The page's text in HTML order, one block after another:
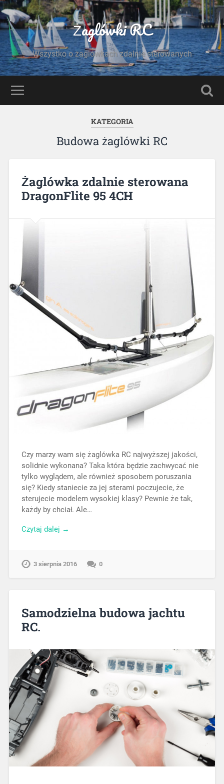
Żaglówki RC
Wszystko o żaglówkach zdalnie sterowanych
KATEGORIA
Budowa żaglówki RC
Żaglówka zdalnie sterowana
DragonFlite 95 4CH
Czy marzy wam się żaglówka RC najwyższej jakości,
solidnie wykonana? Taka która będzie zachwycać nie
tylko wyglądem, ale również sposobem poruszania
się? Kiedy staniecie za jej sterami poczujecie, że
sterujecie modelem wysokiej klasy? Pewnie że tak,
każdy by chciał. Ale…
Czytaj dalej →
3 sierpnia 2016 0
Samodzielna budowa jachtu
RC.